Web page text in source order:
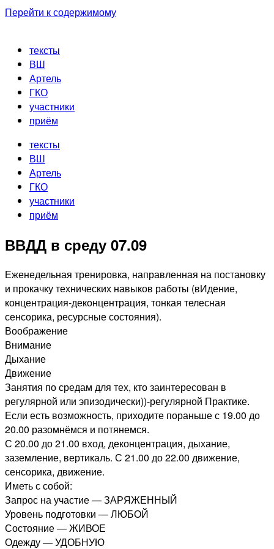
Перейти к содержимому
тексты
ВШ
Артель
ГКО
участники
приём
тексты
ВШ
Артель
ГКО
участники
приём
ВВДД в среду 07.09
Еженедельная тренировка, направленная на постановку
и прокачку технических навыков работы (вИдение,
концентрация-деконцентрация, тонкая телесная
сенсорика, ресурсные состояния).
Воображение
Внимание
Дыхание
Движение
Занятия по средам для тех, кто заинтересован в
регулярной или эпизодически))-регулярной Практике.
Если есть возможность, приходите пораньше с 19.00 до
20.00 разомнёмся и потянемся.
С 20.00 до 21.00 вход, деконцентрация, дыхание,
заземление, вертикаль. С 21.00 до 22.00 движение,
сенсорика, движение.
Иметь с собой:
Запрос на участие — ЗАРЯЖЕННЫЙ
Уровень подготовки — ЛЮБОЙ
Состояние — ЖИВОЕ
Одежду — УДОБНУЮ